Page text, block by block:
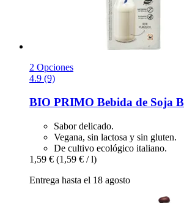
2 Opciones
4.9 (9)
BIO PRIMO Bebida de Soja
Sabor delicado.
Vegana, sin lactosa y sin gluten.
De cultivo ecológico italiano.
1,59 € (1,59 € / l)
Entrega hasta el 18 agosto